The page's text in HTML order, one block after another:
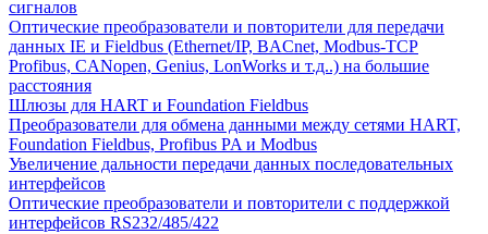
сигналов
Оптические преобразователи и повторители для передачи
данных IE и Fieldbus (Ethernet/IP, BACnet, Modbus-TCP
Profibus, CANopen, Genius, LonWorks и т.д..) на большие
расстояния
Шлюзы для HART и Foundation Fieldbus
Преобразователи для обмена данными между сетями HART,
Foundation Fieldbus, Profibus PA и Modbus
Увеличение дальности передачи данных последовательных
интерфейсов
Оптические преобразователи и повторители с поддержкой
интерфейсов RS232/485/422